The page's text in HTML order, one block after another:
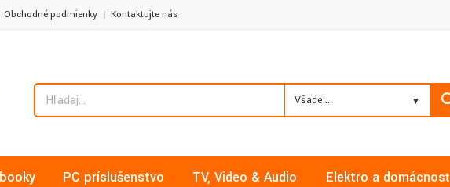
Obchodné podmienky Kontaktujte nás
Všade...
PC príslušenstvo TV, Video & Audio Elektro a domácnosť